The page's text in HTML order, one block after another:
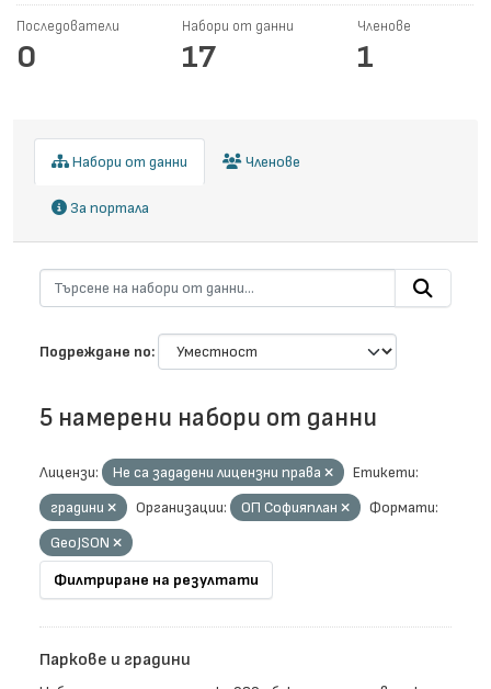
Последователи
0
Набори от данни
17
Членове
1
Набори от данни Членове
За портала
Подреждане по
5 намерени набори от данни
Лицензи: Не са зададени лицензни права
Етикети:
градини
Организации: ОП Софияплан
Формати:
GeoJSON
Филтриране на резултати
Паркове и градини